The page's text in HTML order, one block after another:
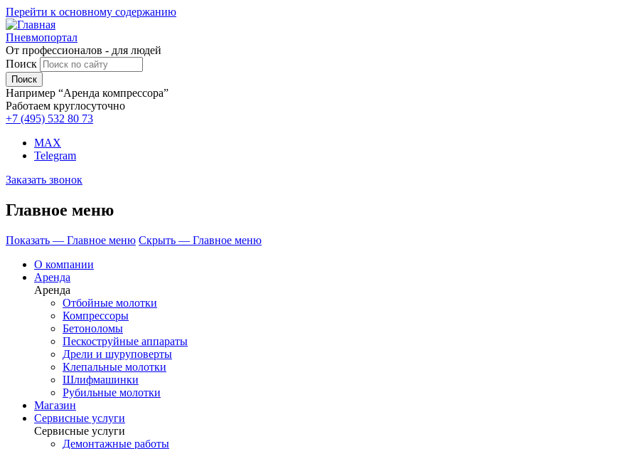
Перейти к основному содержанию
Пневмопортал
От профессионалов - для людей
Поиск
Например “Аренда компрессора”
Работаем круглосуточно
+7 (495) 532 80 73
MAX
Telegram
Заказать звонок
Главное меню
Показать — Главное меню Скрыть — Главное меню
О компании
Аренда
Аренда
Отбойные молотки
Компрессоры
Бетоноломы
Пескоструйные аппараты
Дрели и шуруповерты
Клепальные молотки
Шлифмашинки
Рубильные молотки
Магазин
Сервисные услуги
Сервисные услуги
Демонтажные работы